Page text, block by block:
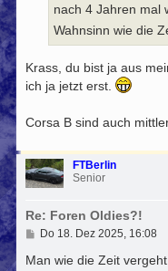
nach 4 Jahren mal
Wahnsinn wie die
Krass, du bist ja aus
ich ja jetzt erst.
Corsa B sind auch
FTBerlin
Senior
Re: Foren Oldies?!
B
i
Do 18. Dez 2025, 16:08
Man wie die Zeit